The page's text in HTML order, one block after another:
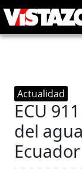
Actualidad
ECU
del
Ecuador